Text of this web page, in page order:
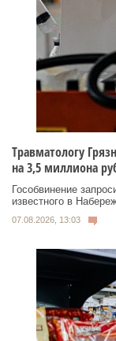
Травматологу
на 3,5 миллиона
Гособвинение
известного в
07.08.2026, 13:03